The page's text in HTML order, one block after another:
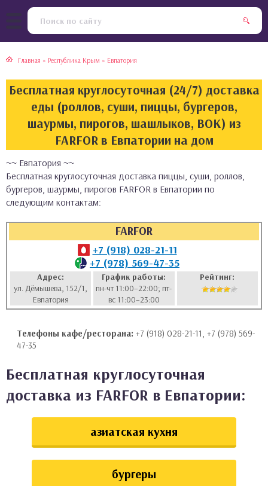
Главная » Республика Крым » Евпатория
Бесплатная круглосуточная (24/7) доставка
еды (роллов, суши, пиццы, бургеров,
шаурмы, пирогов, шашлыков, ВОК) из
FARFOR в Евпатории на дом
~~ Евпатория ~~
Бесплатная круглосуточная доставка пиццы, суши, роллов,
бургеров, шаурмы, пирогов FARFOR в Евпатории по
следующим контактам:
FARFOR
+7 (918) 028-21-11
+7 (978) 569-47-35
Адрес:
ул. Дёмышева, 152/1,
Евпатория
График работы:
пн-чт 11:00–22:00; пт-
вс 11:00–23:00
Рейтинг:
Телефоны кафе/ресторана: +7 (918) 028-21-11, +7 (978) 569-
47-35
Бесплатная круглосуточная
доставка из FARFOR в Евпатории:
азиатская кухня
бургеры
кухня
кухня
кухня
кухня
булочки